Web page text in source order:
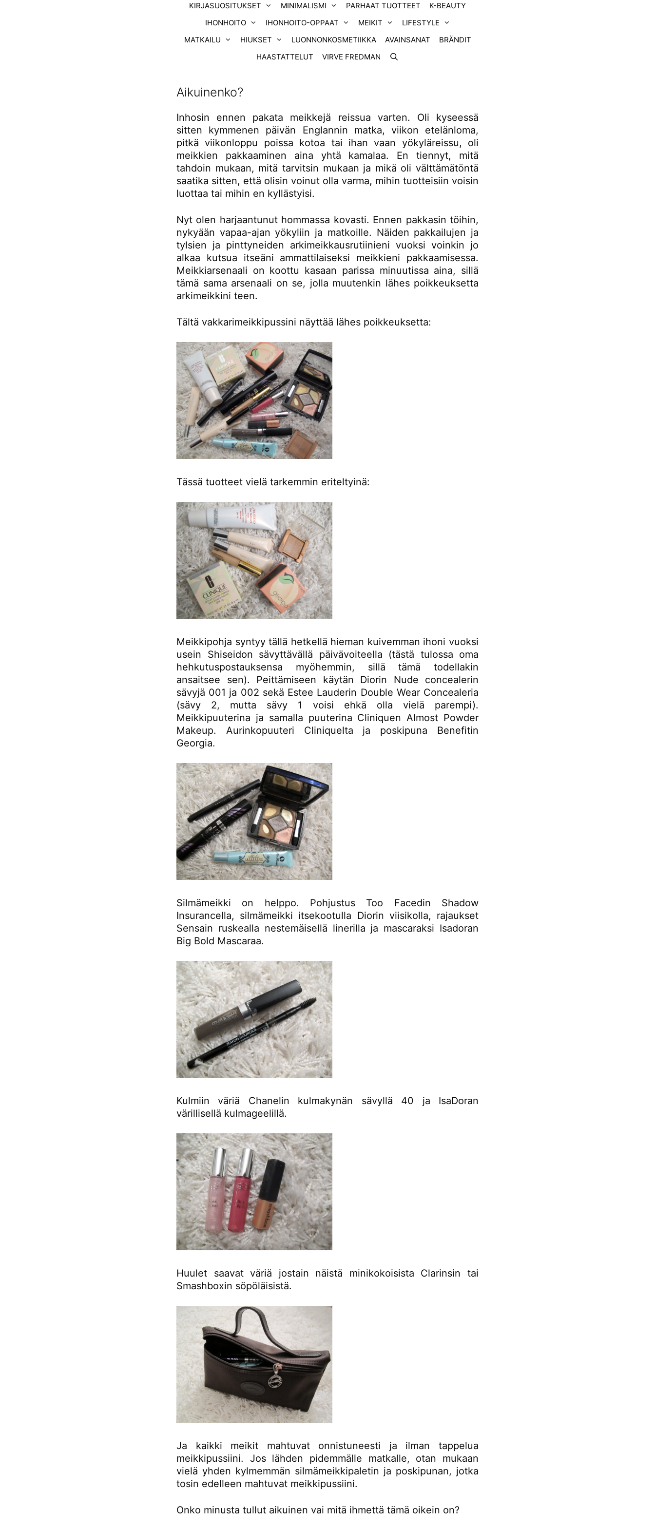
KIRJASUOSITUKSET MINIMALISMI PARHAAT TUOTTEET
K-BEAUTY
IHONHOITO
IHONHOITO-OPPAAT MEIKIT
LIFESTYLE
MATKAILU
HIUKSET LUONNONKOSMETIIKKA AVAINSANAT
BRÄNDIT
HAASTATTELUT
VIRVE FREDMAN
Aikuinenko?
Inhosin ennen pakata meikkejä reissua varten. Oli kyseessä
sitten kymmenen päivän Englannin matka, viikon etelänloma,
pitkä viikonloppu poissa kotoa tai ihan vaan yökyläreissu, oli
meikkien pakkaaminen aina yhtä kamalaa. En tiennyt, mitä
tahdoin mukaan, mitä tarvitsin mukaan ja mikä oli välttämätöntä
saatika sitten, että olisin voinut olla varma, mihin tuotteisiin voisin
luottaa tai mihin en kyllästyisi.
Nyt olen harjaantunut hommassa kovasti. Ennen pakkasin töihin,
nykyään vapaa-ajan yökyliin ja matkoille. Näiden pakkailujen ja
tylsien ja pinttyneiden arkimeikkausrutiinieni vuoksi voinkin jo
alkaa kutsua itseäni ammattilaiseksi meikkieni pakkaamisessa.
Meikkiarsenaali on koottu kasaan parissa minuutissa aina, sillä
tämä sama arsenaali on se, jolla muutenkin lähes poikkeuksetta
arkimeikkini teen.
Tältä vakkarimeikkipussini näyttää lähes poikkeuksetta:
Tässä tuotteet vielä tarkemmin eriteltyinä:
Meikkipohja syntyy tällä hetkellä hieman kuivemman ihoni vuoksi
usein Shiseidon sävyttävällä päivävoiteella (tästä tulossa oma
hehkutuspostauksensa myöhemmin, sillä tämä todellakin
ansaitsee sen). Peittämiseen käytän Diorin Nude concealerin
sävyjä 001 ja 002 sekä Estee Lauderin Double Wear Concealeria
(sävy 2, mutta sävy 1 voisi ehkä olla vielä parempi).
Meikkipuuterina ja samalla puuterina Cliniquen Almost Powder
Makeup. Aurinkopuuteri Cliniquelta ja poskipuna Benefitin
Georgia.
Silmämeikki on helppo. Pohjustus Too Facedin Shadow
Insurancella, silmämeikki itsekootulla Diorin viisikolla, rajaukset
Sensain ruskealla nestemäisellä linerilla ja mascaraksi Isadoran
Big Bold Mascaraa.
Kulmiin väriä Chanelin kulmakynän sävyllä 40 ja IsaDoran
värillisellä kulmageelillä.
Huulet saavat väriä jostain näistä minikokoisista Clarinsin tai
Smashboxin söpöläisistä.
Ja kaikki meikit mahtuvat onnistuneesti ja ilman tappelua
meikkipussiini. Jos lähden pidemmälle matkalle, otan mukaan
vielä yhden kylmemmän silmämeikkipaletin ja poskipunan, jotka
tosin edelleen mahtuvat meikkipussiini.
Onko minusta tullut aikuinen vai mitä ihmettä tämä oikein on?